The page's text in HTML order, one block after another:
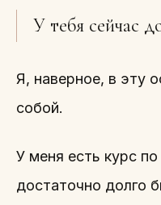
У тебя сейчас
Я, наверное, в эту
собой.
У меня есть курс
достаточно долго